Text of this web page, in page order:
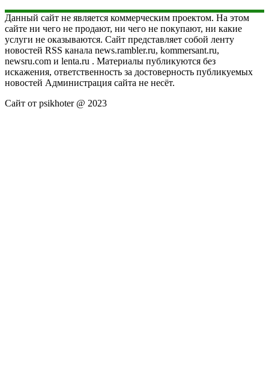
Данный сайт не является коммерческим проектом. На этом
сайте ни чего не продают, ни чего не покупают, ни какие
услуги не оказываются. Сайт представляет собой ленту
новостей RSS канала news.rambler.ru, kommersant.ru,
newsru.com и lenta.ru . Материалы публикуются без
искажения, ответственность за достоверность публикуемых
новостей Администрация сайта не несёт.
Сайт от psikhoter @ 2023